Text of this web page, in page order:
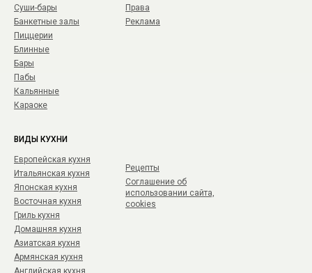
Суши-бары
Банкетные залы
Пиццерии
Блинные
Бары
Пабы
Кальянные
Караоке
Права
Реклама
ВИДЫ КУХНИ
Европейская кухня
Итальянская кухня
Японская кухня
Восточная кухня
Гриль кухня
Домашняя кухня
Азиатская кухня
Армянская кухня
Английская кухня
Рецепты
Соглашение об
использовании сайта,
cookies